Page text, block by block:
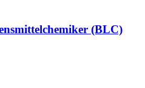
(BLC)